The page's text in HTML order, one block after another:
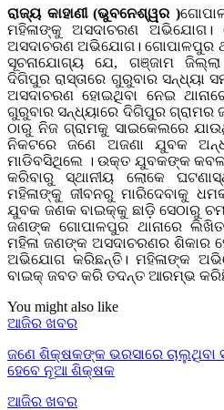
ରାଜ୍ୟ କାହାଣୀ (ଭୁବନେଶ୍ୱର )
ମହିଳାଙ୍କୁ ଅସଦାଚରଣ ଅଭିଯୋଗ।
ଅସଦାଚରଣ ଅଭିଯୋଗ। ଗୋପାଳପୁର
ସୂଚନାଯୋଗ୍ୟ ଯେ, ଗଞ୍ଜାମ ଜିଲ୍ଲା
ଦିଗିପୁର ରାସ୍ତାରେ ଗୁରୁବାର ସନ୍ଧ୍ୟା
ଅସଦାଚରଣ ହୋଇଥିବା ନେଇ
ଗୁରୁବାର ସନ୍ଧ୍ୟାରେ ଦିଗିପୁର ଗ୍ରାମର
ଠାରୁ ନିଜ ଗ୍ରାମକୁ ସାଇକେଲରେ
ନିକଟରେ ଜଣେ ଅଜଣା ଯୁବକ
ମାଡିବସିଥିଲେ । ଉକ୍ତ ଯୁବକଙ୍କ
କରିବାରୁ ସ୍ଥାନୀୟ ଲୋକେ
ମହିଳାଙ୍କୁ ଜୀବନରୁ ମାରିଦେବାକୁ
ଯୁବକ ଜଣକ ବାଇକ୍‌କୁ ଛାଡ଼ି ସେଠାରୁ
ଜଣଙ୍କ ଗୋପାଳପୁର ଥାନାରେ
ମହିଳା ଜଣଙ୍କ ଅସଦାଚରଣର ଶିକାର
ଅଭିଯୋଗ କରିଛନ୍ତି। ମହିଳାଙ୍କ
ବାଇକ୍ ଜବତ କରି ତଦନ୍ତ ଆରମ୍ଭ
You might also like
ଆଜିର ଖବର
ଜଣେ ଶିକ୍ଷକଙ୍କ ଭରସାରେ
ହେବେ ନୂଆ ଶିକ୍ଷକ
ଆଜିର ଖବର